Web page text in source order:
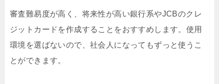
審査難易度が高く、将来性が高い銀行系やJCBのクレ
ジットカードを作成することをおすすめします。使用
環境を選ばないので、社会人になってもずっと使うこ
とができます。